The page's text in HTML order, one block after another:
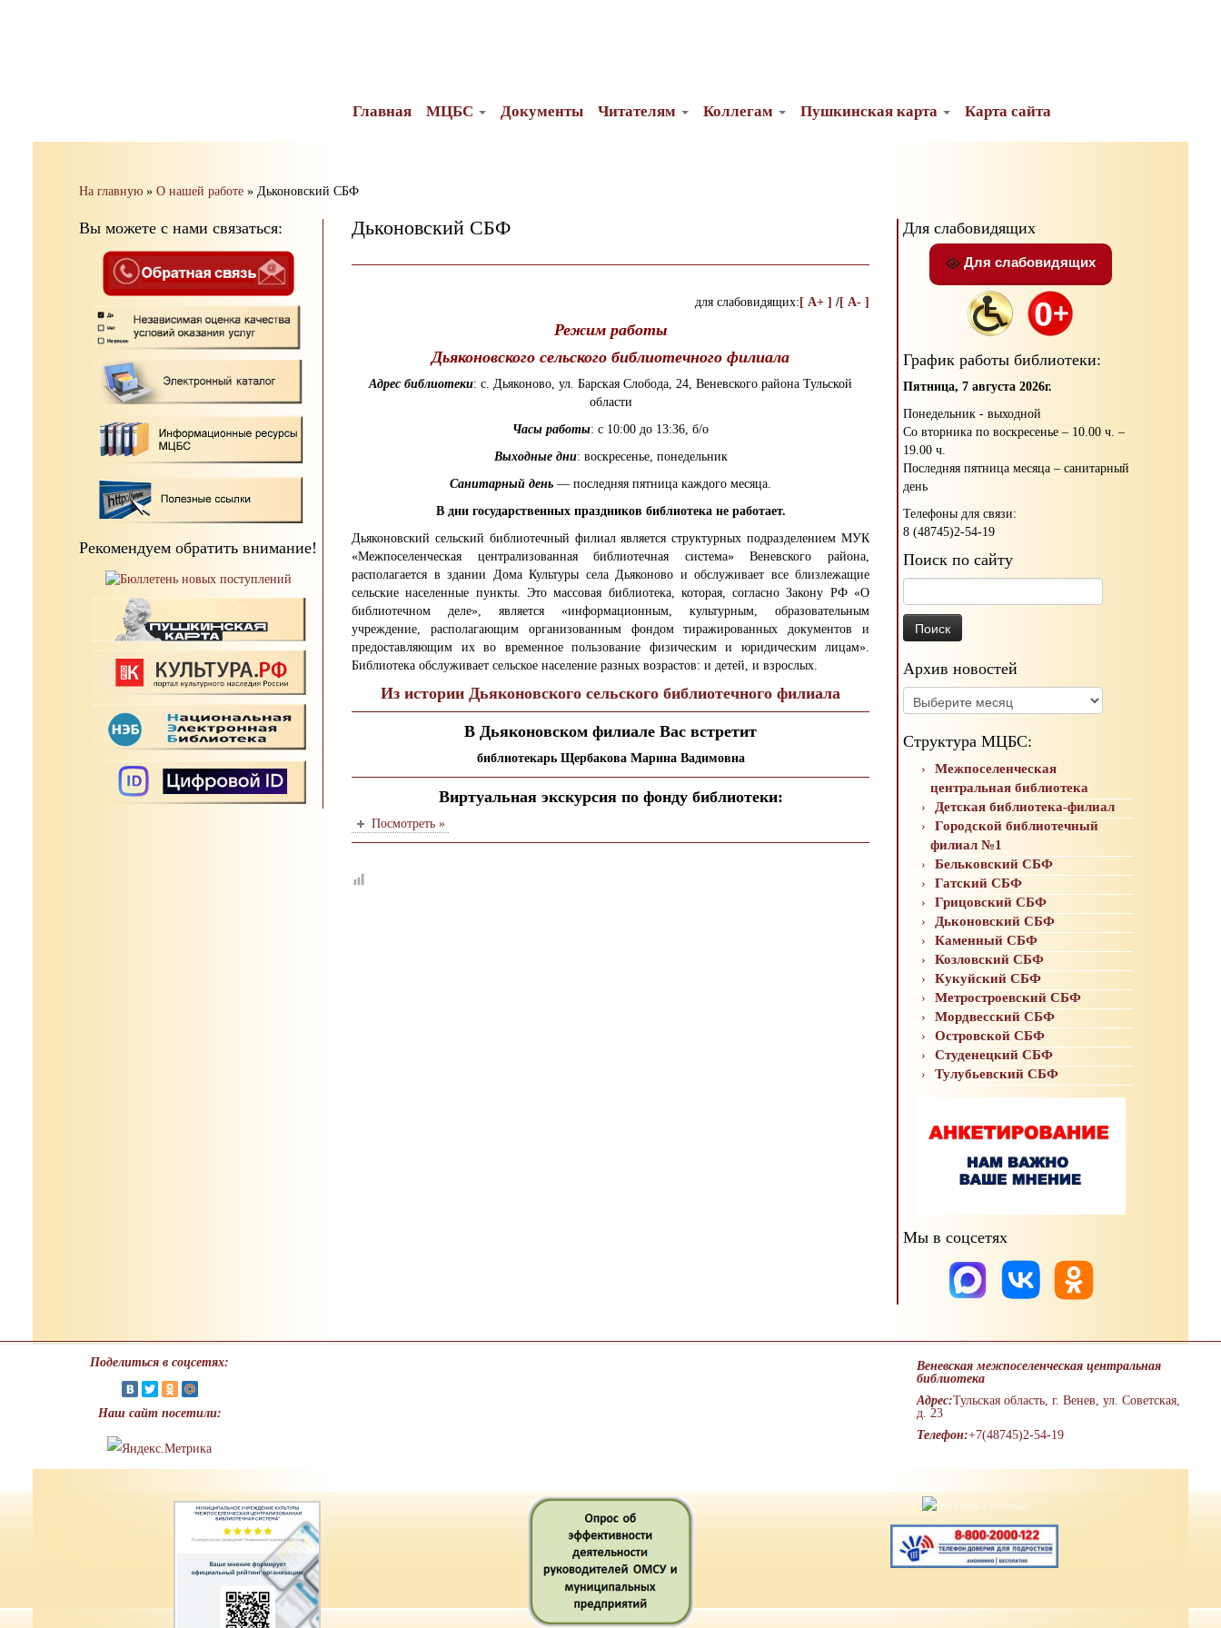
Главная МЦБС Документы Читателям Коллегам Пушкинская карта Карта сайта
На главную » О нашей работе » Дьконовский СБФ
Вы можете с нами связаться:
Рекомендуем обратить внимание!
Дьконовский СБФ
для слабовидящих: [ A+ ] /[ A- ]
Режим работы
Дьяконовского сельского библиотечного филиала
Адрес библиотеки: с. Дьяконово, ул. Барская Слобода, 24, Веневского района Тульской
области
Часы работы: с 10:00 до 13:36, б/о
Выходные дни: воскресенье, понедельник
Санитарный день — последняя пятница каждого месяца.
В дни государственных праздников библиотека не работает.
Дьяконовский сельский библиотечный филиал является структурных подразделением МУК
«Межпоселенческая централизованная библиотечная система» Веневского района,
располагается в здании Дома Культуры села Дьяконово и обслуживает все близлежащие
сельские населенные пункты. Это массовая библиотека, которая, согласно Закону РФ «О
библиотечном деле», является «информационным, культурным, образовательным
учреждение, располагающим организованным фондом тиражированных документов и
предоставляющим их во временное пользование физическим и юридическим лицам».
Библиотека обслуживает сельское население разных возрастов: и детей, и взрослых.
Из истории Дьяконовского сельского библиотечного филиала
В Дьяконовском филиале Вас встретит
библиотекарь Щербакова Марина Вадимовна
Виртуальная экскурсия по фонду библиотеки:
Посмотреть »
Для слабовидящих
Для слабовидящих
График работы библиотеки:
Пятница, 7 августа 2026г.
Понедельник - выходной
Со вторника по воскресенье – 10.00 ч. –
19.00 ч.
Последняя пятница месяца – санитарный
день
Телефоны для связи:
8 (48745)2-54-19
Поиск по сайту
Архив новостей
Архив
новостей
Структура МЦБС:
Межпоселенческая
центральная библиотека
Детская библиотека-филиал
Городской библиотечный
филиал №1
Бельковский СБФ
Гатский СБФ
Грицовский СБФ
Дьконовский СБФ
Каменный СБФ
Козловский СБФ
Кукуйский СБФ
Метростроевский СБФ
Мордвесский СБФ
Островской СБФ
Студенецкий СБФ
Тулубьевский СБФ
Мы в соцсетях
Поделиться в соцсетях:
Наш сайт посетили:
Веневская межпоселенческая центральная
библиотека
Адрес:Тульская область, г. Венев, ул. Советская,
д. 23
Телефон:+7(48745)2-54-19